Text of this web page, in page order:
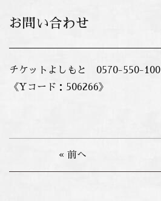
お問い合わせ
チケットよしもと 0570-550-100
《Yコード：506266》
« 前へ